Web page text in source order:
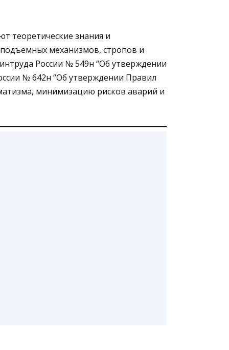
теоретические знания и
механизмов, стропов и
России № 549н “Об утверждении
№ 642н “Об утверждении Правил
минимизацию рисков аварий и